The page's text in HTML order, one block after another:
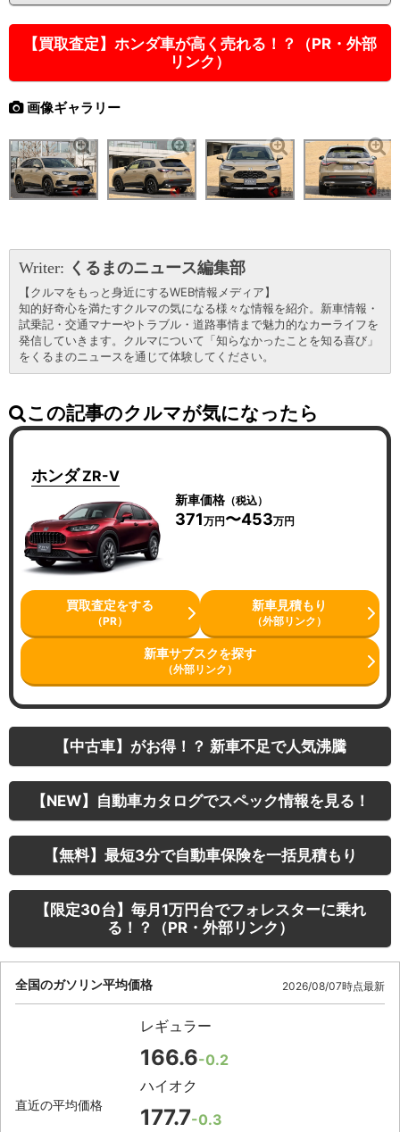
【買取査定】ホンダ車が高く売れる！？（PR・外部
リンク）
画像ギャラリー
Writer: くるまのニュース編集部
【クルマをもっと身近にするWEB情報メディア】
知的好奇心を満たすクルマの気になる様々な情報を紹介。新車情報・
試乗記・交通マナーやトラブル・道路事情まで魅力的なカーライフを
発信していきます。クルマについて「知らなかったことを知る喜び」
をくるまのニュースを通じて体験してください。
この記事のクルマが気になったら
ホンダZR-V
新車価格（税込）
371万円〜453万円
買取査定をする
（PR）
新車見積もり
（外部リンク）
新車サブスクを探す
（外部リンク）
【中古車】がお得！？ 新車不足で人気沸騰
【NEW】自動車カタログでスペック情報を見る！
【無料】最短3分で自動車保険を一括見積もり
【限定30台】毎月1万円台でフォレスターに乗れ
る！？（PR・外部リンク）
全国のガソリン平均価格 2026/08/07時点最新
直近の平均価格
レギュラー
166.6-0.2
ハイオク
177.7-0.3